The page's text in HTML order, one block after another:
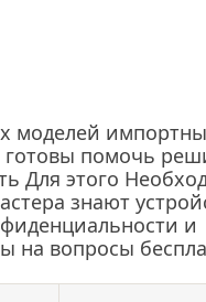
моделей
готовы помочь
Для этого
знают
и
на вопросы